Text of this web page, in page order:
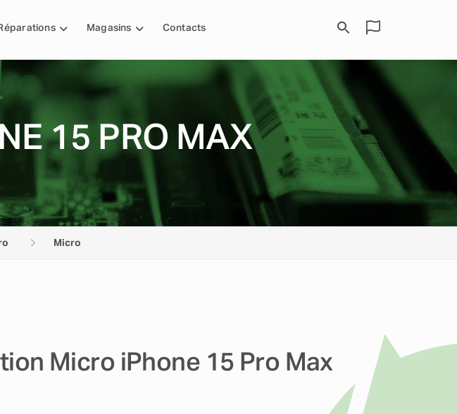
Magasins Contacts
15 PRO MAX
Micro
Micro iPhone 15 Pro Max